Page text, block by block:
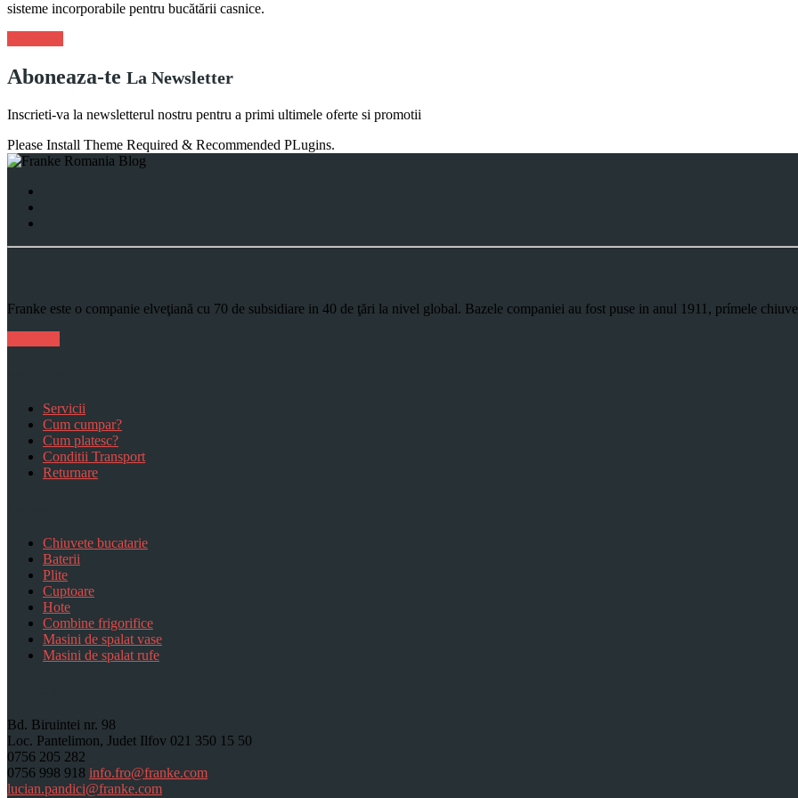
sisteme incorporabile pentru bucătării casnice.
Aboneaza-te La Newsletter
Inscrieti-va la newsletterul nostru pentru a primi ultimele oferte si promotii
Please Install Theme Required & Recommended PLugins.
Franke este o companie elveţiană cu 70 de subsidiare in 40 de ţări la nivel global. Bazele companiei au fost puse in anul 1911, prímele
Servicii
Cum cumpar?
Cum platesc?
Conditii Transport
Returnare
Chiuvete bucatarie
Baterii
Plite
Cuptoare
Hote
Combine frigorifice
Masini de spalat vase
Masini de spalat rufe
Bd. Biruintei nr. 98
Loc. Pantelimon, Judet Ilfov 021 350 15 50
0756 205 282
0756 998 918 info.fro@franke.com
lucian.pandici@franke.com